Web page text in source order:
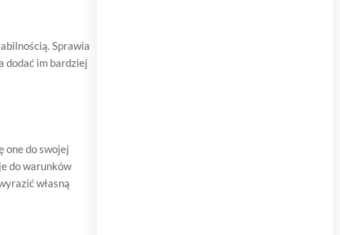
Sprawia
dodać im bardziej
one do swojej
do warunków
własną